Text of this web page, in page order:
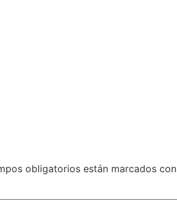
obligatorios están marcados con